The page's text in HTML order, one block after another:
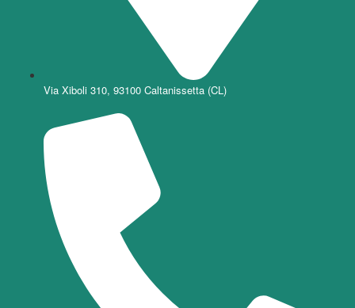
Via Xiboli 310, 93100 Caltanissetta (CL)